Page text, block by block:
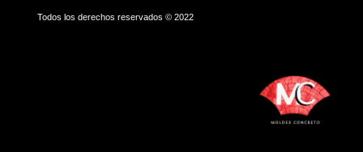
Todos los derechos reservados © 2022